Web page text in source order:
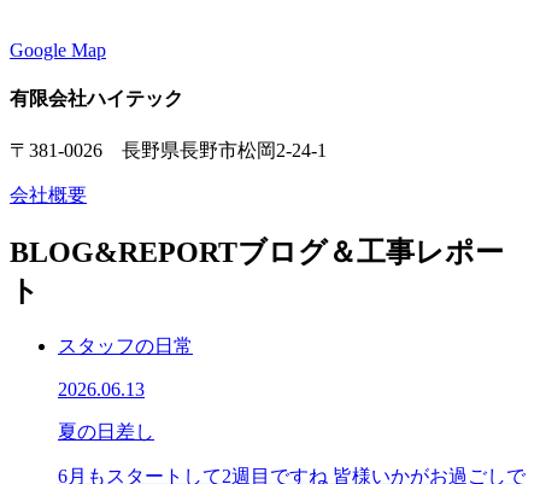
Google Map
有限会社ハイテック
〒381-0026 長野県長野市松岡2-24-1
会社概要
BLOG&REPORTブログ＆工事レポー
ト
スタッフの日常
2026.06.13
夏の日差し
6月もスタートして2週目ですね 皆様いかがお過ごしで